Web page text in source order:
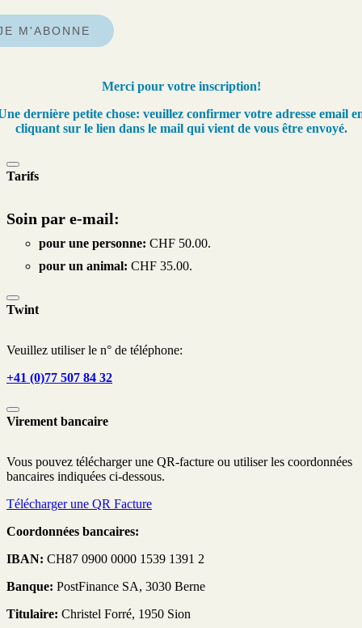
M'ABONNE
Merci pour votre inscription!
dernière petite chose: veuillez confirmer votre adresse email
cliquant sur le lien dans le mail qui vient de vous être envoyé.
Tarifs
Soin par e-mail:
pour une personne: CHF 50.00.
pour un animal: CHF 35.00.
Twint
Veuillez utiliser le n° de téléphone:
+41 (0)77 507 84 32
Virement bancaire
Vous pouvez télécharger une QR-facture ou utiliser les coordonnées
bancaires indiquées ci-dessous.
Télécharger une QR Facture
Coordonnées bancaires:
IBAN: CH87 0900 0000 1539 1391 2
Banque: PostFinance SA, 3030 Berne
Titulaire: Christel Forré, 1950 Sion